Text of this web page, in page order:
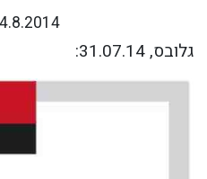
4.8.2014
גלובס, 31.07.14
: